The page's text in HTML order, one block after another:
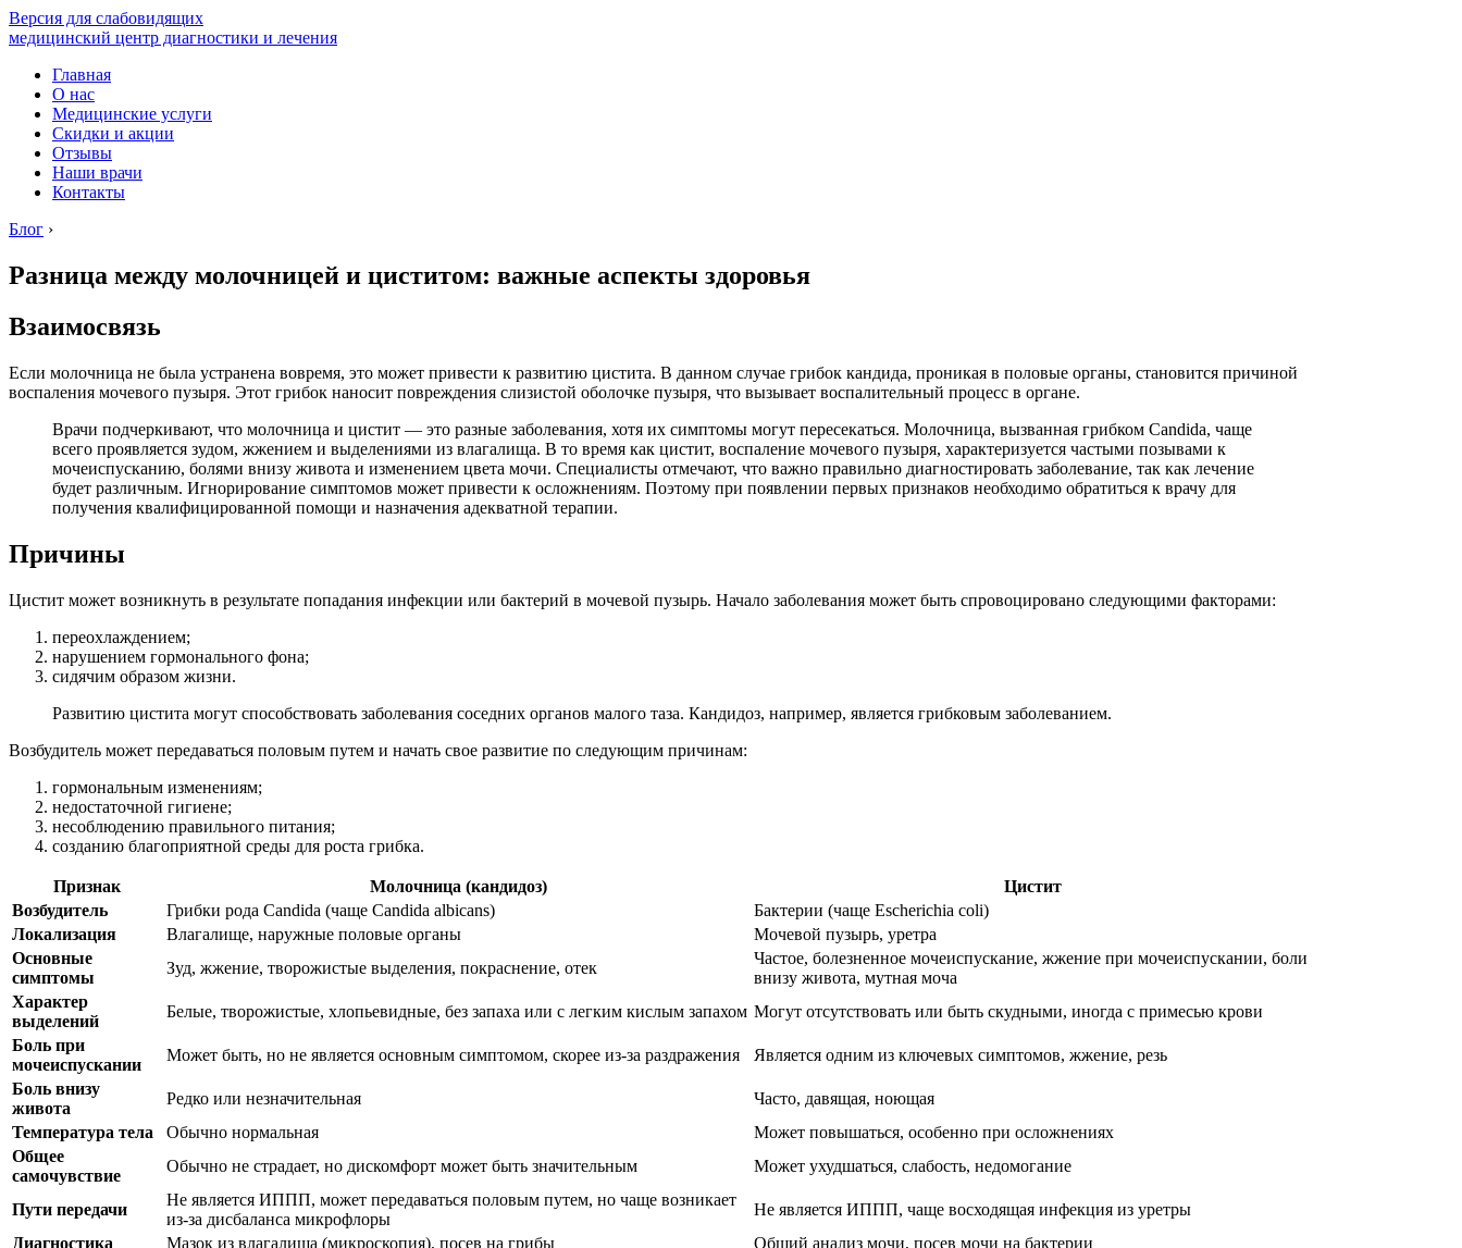
Версия для слабовидящих
медицинский центр диагностики и лечения
Главная
О нас
Медицинские услуги
Скидки и акции
Отзывы
Наши врачи
Контакты
Блог ›
Разница между молочницей и циститом: важные аспекты здоровья
Взаимосвязь
Если молочница не была устранена вовремя, это может привести к развитию цистита. В данном случае грибок кандида, проникая в половые органы, становится причиной
воспаления мочевого пузыря. Этот грибок наносит повреждения слизистой оболочке пузыря, что вызывает воспалительный процесс в органе.
Врачи подчеркивают, что молочница и цистит — это разные заболевания, хотя их симптомы могут пересекаться. Молочница, вызванная грибком Candida, чаще
всего проявляется зудом, жжением и выделениями из влагалища. В то время как цистит, воспаление мочевого пузыря, характеризуется частыми позывами к
мочеиспусканию, болями внизу живота и изменением цвета мочи. Специалисты отмечают, что важно правильно диагностировать заболевание, так как лечение
будет различным. Игнорирование симптомов может привести к осложнениям. Поэтому при появлении первых признаков необходимо обратиться к врачу для
получения квалифицированной помощи и назначения адекватной терапии.
Причины
Цистит может возникнуть в результате попадания инфекции или бактерий в мочевой пузырь. Начало заболевания может быть спровоцировано следующими факторами:
переохлаждением;
нарушением гормонального фона;
сидячим образом жизни.
Развитию цистита могут способствовать заболевания соседних органов малого таза. Кандидоз, например, является грибковым заболеванием.
Возбудитель может передаваться половым путем и начать свое развитие по следующим причинам:
гормональным изменениям;
недостаточной гигиене;
несоблюдению правильного питания;
созданию благоприятной среды для роста грибка.
Признак Молочница (кандидоз)
Цистит
Возбудитель
Грибки рода Candida (чаще Candida albicans)
Бактерии (чаще Escherichia coli)
Локализация
Влагалище, наружные половые органы
Мочевой пузырь, уретра
Основные
симптомы
Зуд, жжение, творожистые выделения, покраснение, отек
Частое, болезненное мочеиспускание, жжение при мочеиспускании, боли
внизу живота, мутная моча
Характер
выделений
Белые, творожистые, хлопьевидные, без запаха или с легким кислым запахом Могут отсутствовать или быть скудными, иногда с примесью крови
Боль при
мочеиспускании
Может быть, но не является основным симптомом, скорее из-за раздражения
Является одним из ключевых симптомов, жжение, резь
Боль внизу
живота
Редко или незначительная
Часто, давящая, ноющая
Температура тела
Обычно нормальная
Может повышаться, особенно при осложнениях
Общее
самочувствие
Обычно не страдает, но дискомфорт может быть значительным Может ухудшаться, слабость, недомогание
Пути передачи
Не является ИППП, может передаваться половым путем, но чаще возникает
из-за дисбаланса микрофлоры
Не является ИППП, чаще восходящая инфекция из уретры
Диагностика
Мазок из влагалища (микроскопия), посев на грибы
Общий анализ мочи, посев мочи на бактерии